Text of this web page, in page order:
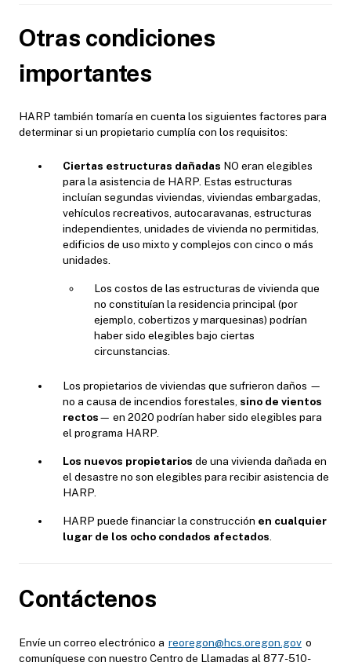
Otras condiciones
importantes
HARP también tomaría en cuenta los siguientes factores para
determinar si un propietario cumplía con los requisitos:
Ciertas estructuras dañadas NO eran elegibles
para la asistencia de HARP. Estas estructuras
incluían segundas viviendas, viviendas embargadas,
vehículos recreativos, autocaravanas, estructuras
independientes, unidades de vivienda no permitidas,
edificios de uso mixto y complejos con cinco o más
unidades.
Los costos de las estructuras de vivienda que
no constituían la residencia principal (por
ejemplo, cobertizos y marquesinas) podrían
haber sido elegibles bajo ciertas
circunstancias.
Los propietarios de viviendas que sufrieron daños —
no a causa de incendios forestales, sino de vientos
rectos— en 2020 podrían haber sido elegibles para
el programa HARP.
Los nuevos propietarios de una vivienda dañada en
el desastre no son elegibles para recibir asistencia de
HARP.
HARP puede financiar la construcción en cualquier
lugar de los ocho condados afectados
Contáctenos
Envíe un correo electrónico a reoregon@hcs.oregon.gov o
comuníquese con nuestro Centro de Llamadas al 877-510-